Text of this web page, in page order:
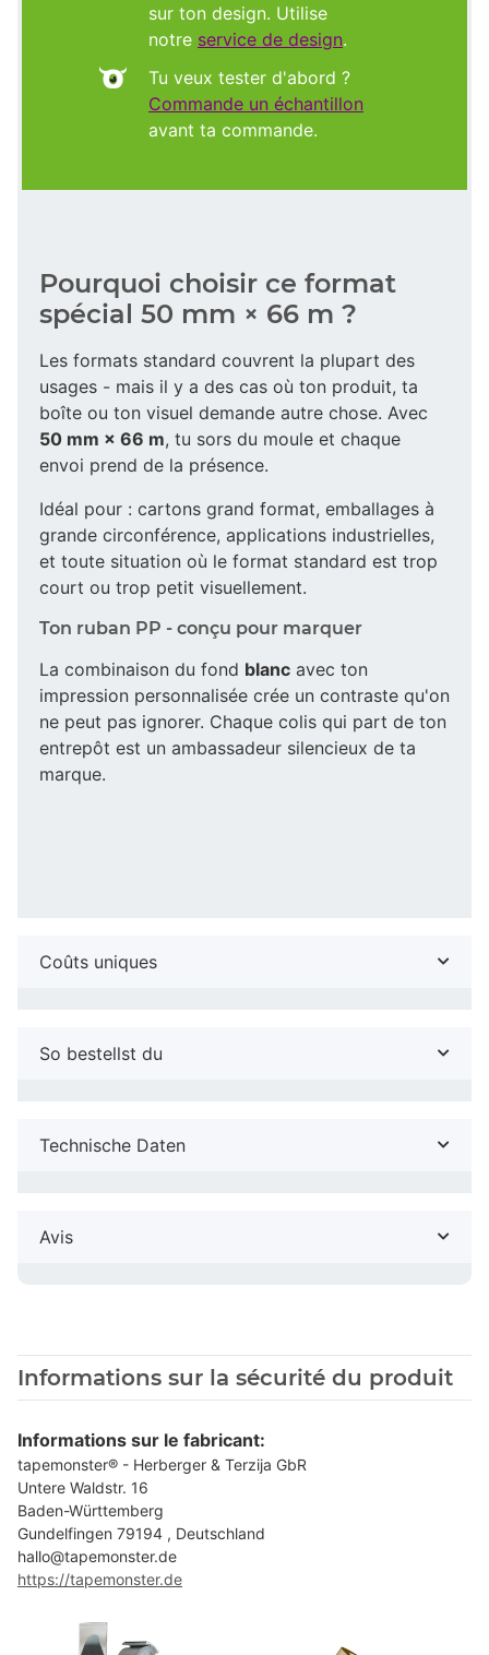
sur ton design. Utilise
notre service de design.
Tu veux tester d'abord ?
Commande un échantillon
avant ta commande.
Pourquoi choisir ce format
spécial 50 mm × 66 m ?
Les formats standard couvrent la plupart des
usages - mais il y a des cas où ton produit, ta
boîte ou ton visuel demande autre chose. Avec
50 mm × 66 m, tu sors du moule et chaque
envoi prend de la présence.
Idéal pour : cartons grand format, emballages à
grande circonférence, applications industrielles,
et toute situation où le format standard est trop
court ou trop petit visuellement.
Ton ruban PP - conçu pour marquer
La combinaison du fond blanc avec ton
impression personnalisée crée un contraste qu'on
ne peut pas ignorer. Chaque colis qui part de ton
entrepôt est un ambassadeur silencieux de ta
marque.
Coûts uniques
So bestellst du
Technische Daten
Avis
Informations sur la sécurité du produit
Informations sur le fabricant:
tapemonster® - Herberger & Terzija GbR
Untere Waldstr. 16
Baden-Württemberg
Gundelfingen 79194 , Deutschland
hallo@tapemonster.de
https://tapemonster.de